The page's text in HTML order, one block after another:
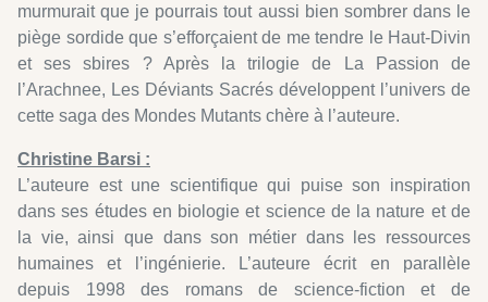
murmurait que je pourrais tout aussi bien sombrer dans le
piège sordide que s’efforçaient de me tendre le Haut-Divin
et ses sbires ? Après la trilogie de La Passion de
l’Arachnee, Les Déviants Sacrés développent l’univers de
cette saga des Mondes Mutants chère à l’auteure.
Christine Barsi :
L’auteure est une scientifique qui puise son inspiration
dans ses études en biologie et science de la nature et de
la vie, ainsi que dans son métier dans les ressources
humaines et l’ingénierie. L’auteure écrit en parallèle
depuis 1998 des romans de science-fiction et de